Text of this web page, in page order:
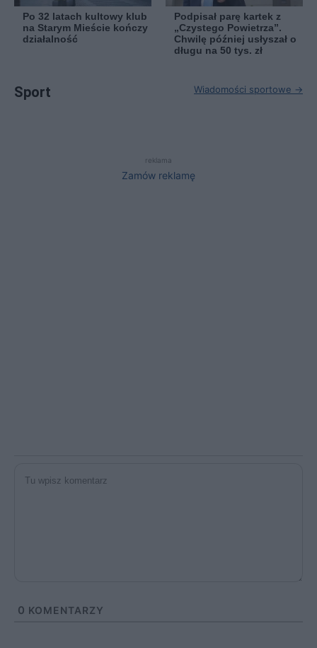
Po 32 latach kultowy klub
na Starym Mieście kończy
działalność
Podpisał parę kartek z
„Czystego Powietrza”.
Chwilę później usłyszał o
długu na 50 tys. zł
Sport Wiadomości sportowe →
reklama
Zamów reklamę
0 KOMENTARZY